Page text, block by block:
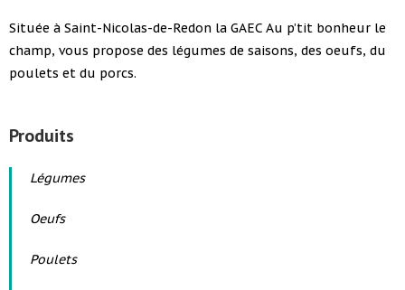
Située à Saint-Nicolas-de-Redon la GAEC Au p’tit bonheur le
champ, vous propose des légumes de saisons, des oeufs, du
poulets et du porcs.
Produits
Légumes
Oeufs
Poulets